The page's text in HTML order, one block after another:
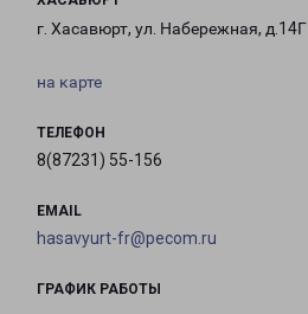
г. Хасавюрт, ул. Набережная, д.14Г
на карте
ТЕЛЕФОН
8(87231) 55-156
EMAIL
hasavyurt-fr@pecom.ru
ГРАФИК РАБОТЫ